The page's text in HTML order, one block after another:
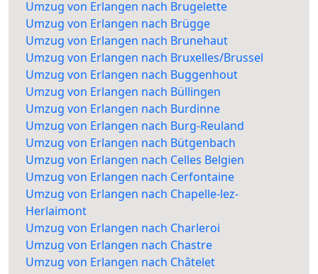
Umzug von Erlangen nach Brugelette
Umzug von Erlangen nach Brügge
Umzug von Erlangen nach Brunehaut
Umzug von Erlangen nach Bruxelles/Brussel
Umzug von Erlangen nach Buggenhout
Umzug von Erlangen nach Büllingen
Umzug von Erlangen nach Burdinne
Umzug von Erlangen nach Burg-Reuland
Umzug von Erlangen nach Bütgenbach
Umzug von Erlangen nach Celles Belgien
Umzug von Erlangen nach Cerfontaine
Umzug von Erlangen nach Chapelle-lez-
Herlaimont
Umzug von Erlangen nach Charleroi
Umzug von Erlangen nach Chastre
Umzug von Erlangen nach Châtelet